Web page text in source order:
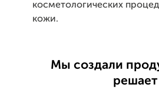
косметологических
кожи.
Мы создали